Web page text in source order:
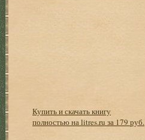
Купить и скачать книгу
полностью на litres.ru за 179 руб.